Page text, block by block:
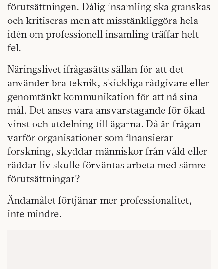
förutsättningen. Dålig insamling ska granskas
och kritiseras men att misstänkliggöra hela
idén om professionell insamling träffar helt
fel.
Näringslivet ifrågasätts sällan för att det
använder bra teknik, skickliga rådgivare eller
genomtänkt kommunikation för att nå sina
mål. Det anses vara ansvarstagande för ökad
vinst och utdelning till ägarna. Då är frågan
varför organisationer som finansierar
forskning, skyddar människor från våld eller
räddar liv skulle förväntas arbeta med sämre
förutsättningar?
Ändamålet förtjänar mer professionalitet,
inte mindre.